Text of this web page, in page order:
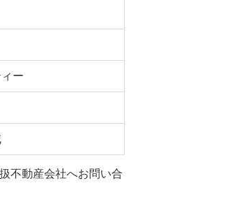
ー
不動産会社へお問い合